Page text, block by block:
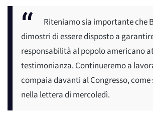
Riteniamo sia importante che
dimostri di essere disposto a
responsabilità al popolo americano
testimonianza. Continueremo a
compaia davanti al Congresso,
nella lettera di mercoledì.